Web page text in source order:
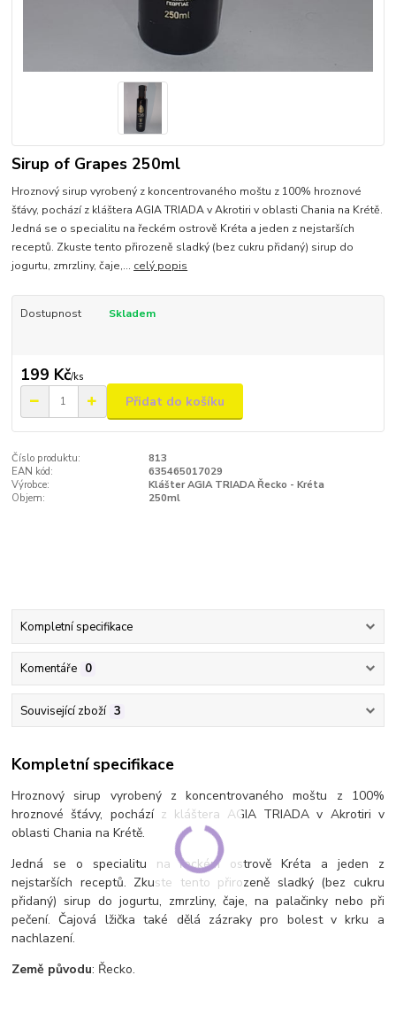
Sirup of Grapes 250ml
Hroznový sirup vyrobený z koncentrovaného moštu z 100% hroznové
šťávy, pochází z kláštera AGIA TRIADA v Akrotiri v oblasti Chania na Krétě.
Jedná se o specialitu na řeckém ostrově Kréta a jeden z nejstarších
receptů. Zkuste tento přirozeně sladký (bez cukru přidaný) sirup do
jogurtu, zmrzliny, čaje,... celý popis
Dostupnost Skladem
199 Kč/ks
Přidat do košíku
Číslo produktu:
813
EAN kód:
635465017029
Výrobce:
Klášter AGIA TRIADA Řecko - Kréta
Objem:
250ml
Kompletní specifikace
Komentáře 0
Související zboží 3
Kompletní specifikace
Hroznový sirup vyrobený z koncentrovaného moštu z 100%
hroznové šťávy, pochází z kláštera AGIA TRIADA v Akrotiri v
oblasti Chania na Krétě.
Jedná se o specialitu na řeckém ostrově Kréta a jeden z
nejstarších receptů. Zkuste tento přirozeně sladký (bez cukru
přidaný) sirup do jogurtu, zmrzliny, čaje, na palačinky nebo při
pečení. Čajová lžička také dělá zázraky pro bolest v krku a
nachlazení.
Země původu: Řecko.